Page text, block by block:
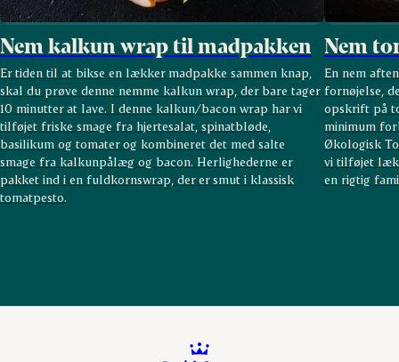
Nem kalkun wrap til madpakken
Er tiden til at bikse en lækker madpakke sammen knap,
skal du prøve denne nemme kalkun wrap, der bare tager
10 minutter at lave. I denne kalkun/bacon wrap har vi
tilføjet friske smage fra hjertesalat, spinatbløde,
basilikum og tomater og kombineret det med salte
smage fra kalkunpålæg og bacon. Herlighederne er
pakket ind i en fuldkornswrap, der er smut i klassisk
tomatpesto.
Nem
En nem
fornøjelse,
opskrift på
minimum
Økologisk
vi tilføjet
en rigtig